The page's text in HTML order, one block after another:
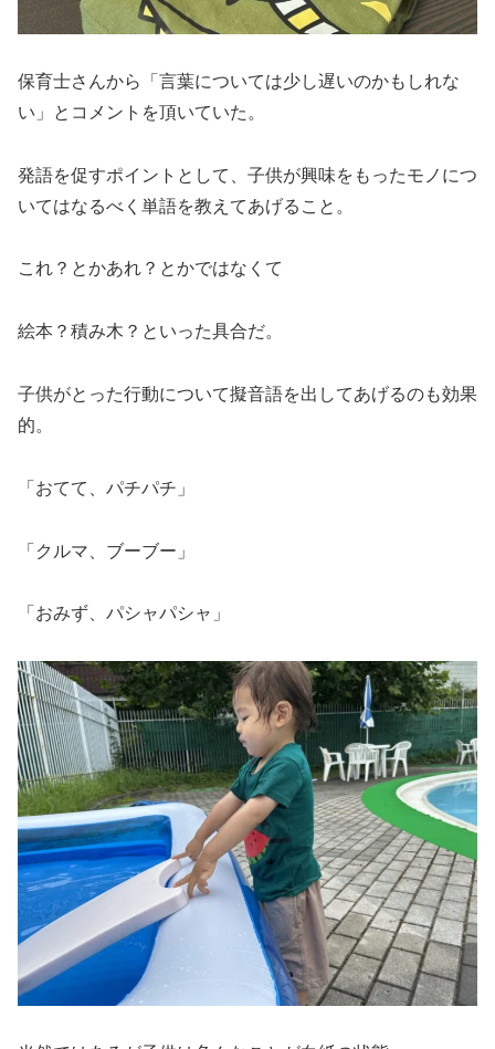
保育士さんから「言葉については少し遅いのかもしれな
い」とコメントを頂いていた。
発語を促すポイントとして、子供が興味をもったモノにつ
いてはなるべく単語を教えてあげること。
これ？とかあれ？とかではなくて
絵本？積み木？といった具合だ。
子供がとった行動について擬音語を出してあげるのも効果
的。
「おてて、パチパチ」
「クルマ、ブーブー」
「おみず、パシャパシャ」